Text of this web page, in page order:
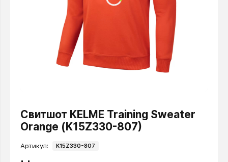
Свитшот KELME Training Sweater
Orange (K15Z330-807)
Артикул: K15Z330-807